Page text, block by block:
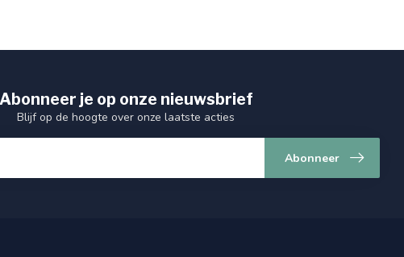
Abonneer je op onze nieuwsbrief
Blijf op de hoogte over onze laatste acties
Abonneer